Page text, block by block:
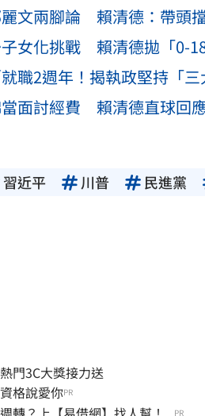
文兩腳論 賴清德：帶頭
女化挑戰 賴清德拋「0-
職2週年！揭執政堅持「
面討經費 賴清德直球回
習近平 川普 民進黨
門3C大獎接力送
格說愛你PR
PR